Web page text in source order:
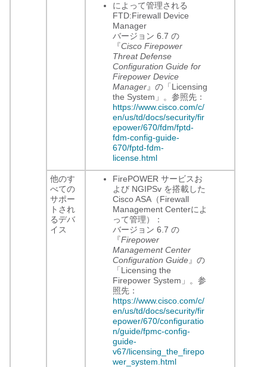
によって管理される
FTD:Firewall Device
Manager
バージョン 6.7 の
『Cisco Firepower
Threat Defense
Configuration Guide for
Firepower Device
Manager』の「Licensing
the System」。参照先：
https://www.cisco.com/c/
en/us/td/docs/security/fir
epower/670/fdm/fptd-
fdm-config-guide-
670/fptd-fdm-
license.html
他のす
べての
サポー
トされ
るデバ
イス
FirePOWER サービスお
よび NGIPSv を搭載した
Cisco ASA（Firewall
Management Centerによ
って管理）：
バージョン 6.7 の
『Firepower
Management Center
Configuration Guide』の
「Licensing the
Firepower System」。参
照先：
https://www.cisco.com/c/
en/us/td/docs/security/fir
epower/670/configuratio
n/guide/fpmc-config-
guide-
v67/licensing_the_firepo
wer_system.html